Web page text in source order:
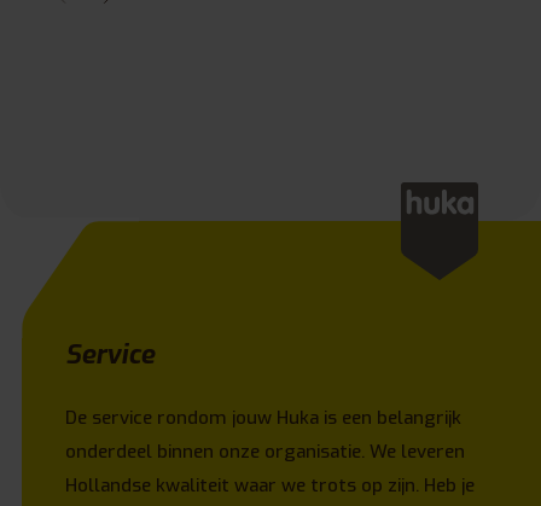
Service
De service rondom jouw Huka is een belangrijk
onderdeel binnen onze organisatie. We leveren
Hollandse kwaliteit waar we trots op zijn. Heb je